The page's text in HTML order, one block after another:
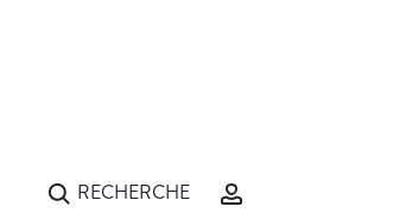
RECHERCHE